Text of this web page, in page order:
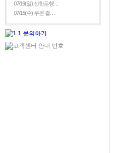
07/19(일) 신한은행…
07/15(수) 쿠콘 결…